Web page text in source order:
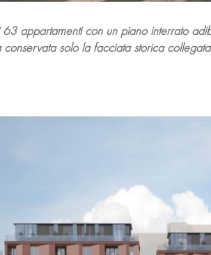
appartamenti con un piano interrato
conservata solo la facciata storica